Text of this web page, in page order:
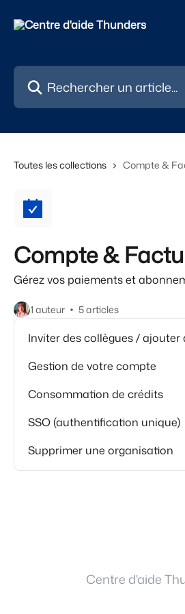
Rechercher un article...
Toutes les collections Compte &
Compte &
Gérez vos paiements et
1 auteur 5 articles
Inviter des collègues / ajouter
Gestion de votre compte
Consommation de crédits
SSO (authentification unique)
Supprimer une organisation
Centre d'aide